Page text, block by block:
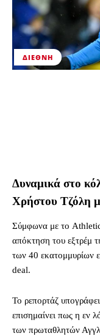
ΔΙΕΘΝΉ
Δυναμικά στο
Χρήστου Τζόλη
Σύμφωνα με το
απόκτηση του εξτρέμ
των 40 εκατομμυρίων
deal.
Το ρεπορτάζ
επισημαίνει πως η εν
των πρωταθλητών